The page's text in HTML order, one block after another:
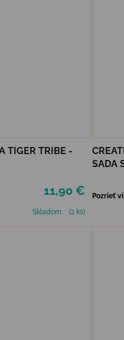
TIGER TRIBE -
11,90 €
Skladom
(2 ks)
SADA
Pozrieť